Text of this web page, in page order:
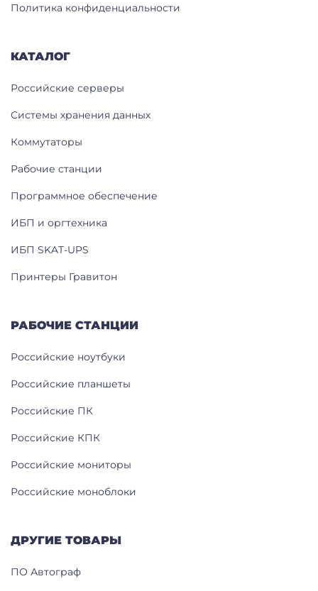
КАТАЛОГ
Российские серверы
Системы хранения данных
Коммутаторы
Рабочие станции
Программное обеспечение
ИБП и оргтехника
ИБП SKAT-UPS
Принтеры Гравитон
РАБОЧИЕ СТАНЦИИ
Российские ноутбуки
Российские планшеты
Российские ПК
Российские КПК
Российские мониторы
Российские моноблоки
ДРУГИЕ ТОВАРЫ
ПО Автограф
Политика конфиденциальности